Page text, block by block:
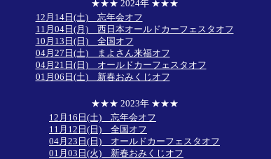
★★★ 2024年 ★★★
12月14日(土) 忘年会オフ
11月04日(月) 西日本オールドカーフェスタオフ
10月13日(日) 全国オフ
04月27日(土) まよさん来福オフ
04月21日(日) オールドカーフェスタオフ
01月06日(土) 新春おみくじオフ
★★★ 2023年 ★★★
12月16日(土) 忘年会オフ
11月12日(日) 全国オフ
04月23日(日) オールドカーフェスタオフ
01月03日(火) 新春おみくじオフ